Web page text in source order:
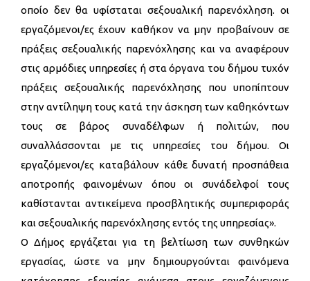
οποίο δεν θα υφίσταται σεξουαλική παρενόχληση. οι
εργαζόμενοι/ες έχουν καθήκον να μην προβαίνουν σε
πράξεις σεξουαλικής παρενόχλησης και να αναφέρουν
στις αρμόδιες υπηρεσίες ή στα όργανα του δήμου τυχόν
πράξεις σεξουαλικής παρενόχλησης που υποπίπτουν
στην αντίληψη τους κατά την άσκηση των καθηκόντων
τους σε βάρος συναδέλφων ή πολιτών, που
συναλλάσσονται με τις υπηρεσίες του δήμου. Οι
εργαζόμενοι/ες καταβάλουν κάθε δυνατή προσπάθεια
αποτροπής φαινομένων όπου οι συνάδελφοί τους
καθίστανται αντικείμενα προσβλητικής συμπεριφοράς
και σεξουαλικής παρενόχλησης εντός της υπηρεσίας».
Ο Δήμος εργάζεται για τη βελτίωση των συνθηκών
εργασίας, ώστε να μην δημιουργούνται φαινόμενα